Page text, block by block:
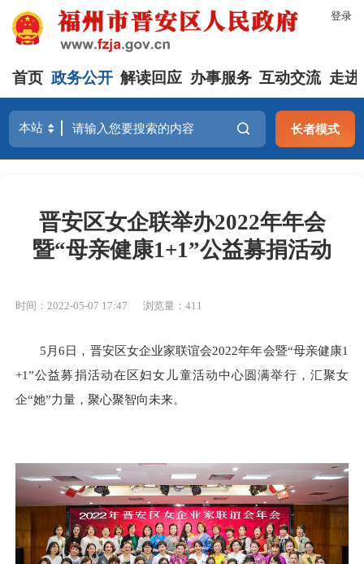
登录
首页 政务公开 解读回应 办事服务 互动交流 走进
长者模式
晋安区女企联举办2022年年会
暨“母亲健康1+1”公益募捐活动
时间：2022-05-07 17:47 浏览量：411
5月6日， 晋安区女企业家联谊会2022年年会暨“母亲健康1
+1”公益募捐活动在区妇女儿童活动中心圆满举行，汇聚女
企“她”力量，聚心聚智向未来。